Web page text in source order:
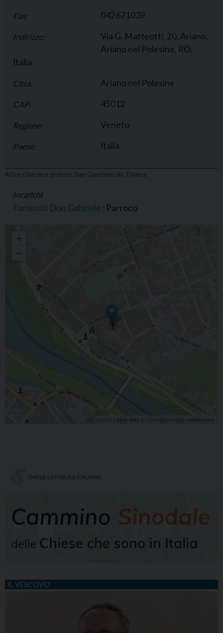
Fax: 042671039
Indirizzo:
Via G. Matteotti, 20, Ariano,
Ariano nel Polesine, RO,
Italia
Città: Ariano nel Polesine
CAP: 45012
Regione: Veneto
Paese: Italia
Altre chiese o oratori: San Gaetano da Thiene
Incarichi
Fantinati Don Gabriele : Parroco
Parrocchia di S. Maria della Neve, Ariano nel Polesine
+
−
Leaflet | Map data © OpenStreetMap contributors
IL VESCOVO